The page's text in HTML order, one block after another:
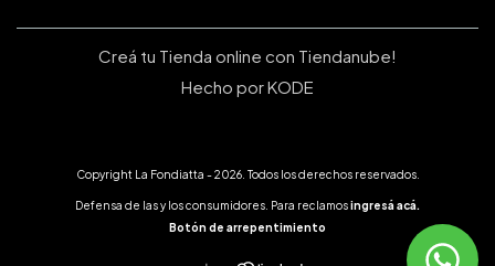
Creá tu Tienda online con Tiendanube!
Hecho por KODE
Copyright La Fondiatta - 2026. Todos los derechos reservados.
Defensa de las y los consumidores. Para reclamosingresá acá.
Botón de arrepentimiento